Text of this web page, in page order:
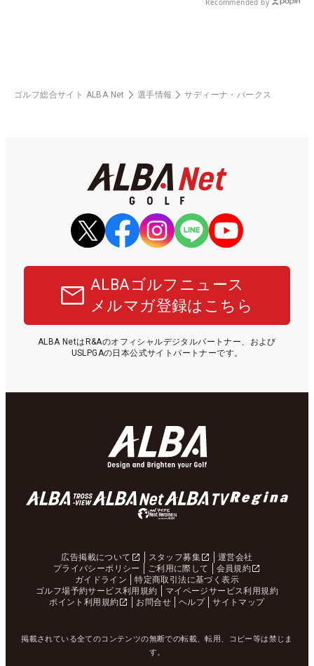
Recommended by
ゴルフ総合サイト ALBA Net 選手情報 サディーナ・パークス
ALBAゴルフニュース
メルマガ登録はこちら
ALBA NetはR&Aのオフィシャルデジタルパートナー、および
USLPGAの日本公式サイトパートナーです。
広告掲載について スタッフ募集
運営会社
プライバシーポリシー
ご利用に際して
会員規約
ガイドライン
特定商取引法に基づく表示
ゴルフ場予約サービス利用規約
マイページサービス利用規約
ポイント利用規約
お問合せ ヘルプ サイトマップ
掲載されている全てのコンテンツの無断での転載、転用、コピー等は禁じま
す。